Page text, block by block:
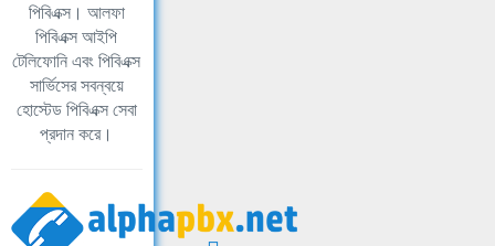
পিবিএক্স। আলফা
পিবিএক্স আইপি
টেলিফোনি এবং পিবিএক্স
সার্ভিসের সবন্বয়ে
হোস্টেড পিবিএক্স সেবা
প্রদান করে।